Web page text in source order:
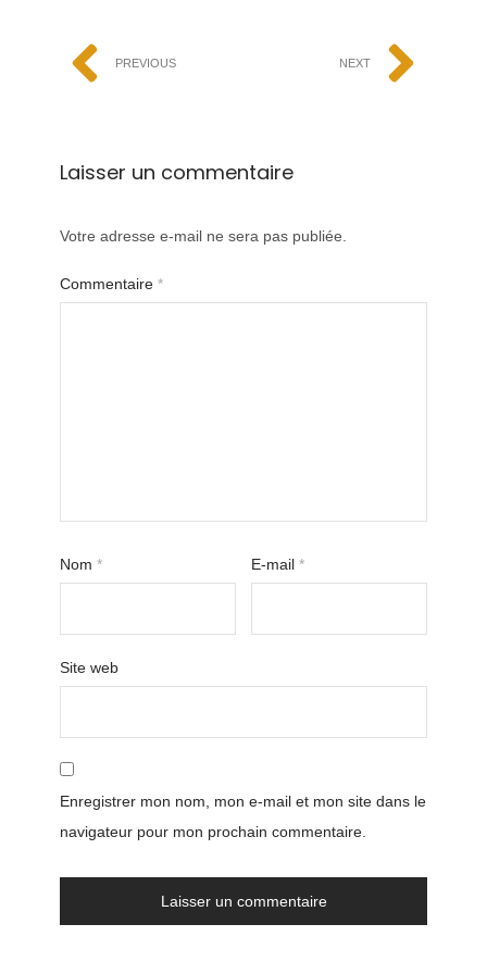
PREVIOUS NEXT
Laisser un commentaire
Votre adresse e-mail ne sera pas publiée.
Commentaire *
Nom * E-mail *
Site web
Enregistrer mon nom, mon e-mail et mon site dans le
navigateur pour mon prochain commentaire.